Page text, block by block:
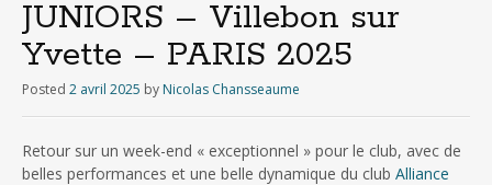
JUNIORS – Villebon sur
Yvette – PARIS 2025
Posted 2 avril 2025 by Nicolas Chansseaume
Retour sur un week-end « exceptionnel » pour le club, avec de
belles performances et une belle dynamique du club Alliance